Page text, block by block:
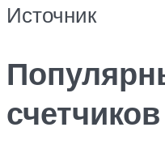
Источник
счетчиков